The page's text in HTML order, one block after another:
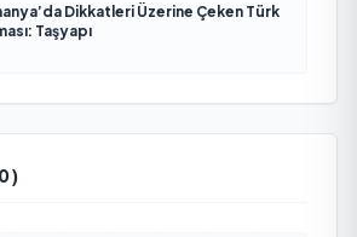
Dikkatleri Üzerine Çeken Türk
Taşyapı